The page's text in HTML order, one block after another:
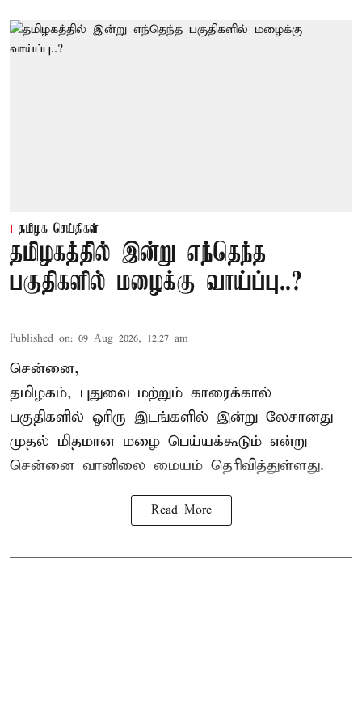
தமிழக செய்திகள்
தமிழகத்தில் இன்று எந்தெந்த
பகுதிகளில் மழைக்கு வாய்ப்பு..?
Published on: 09 Aug 2026, 12:27 am
சென்னை,
தமிழகம், புதுவை மற்றும் காரைக்கால்
பகுதிகளில் ஓரிரு இடங்களில் இன்று லேசானது
முதல் மிதமான மழை பெய்யக்கூடும் என்று
சென்னை வானிலை மையம் தெரிவித்துள்ளது.
Read More